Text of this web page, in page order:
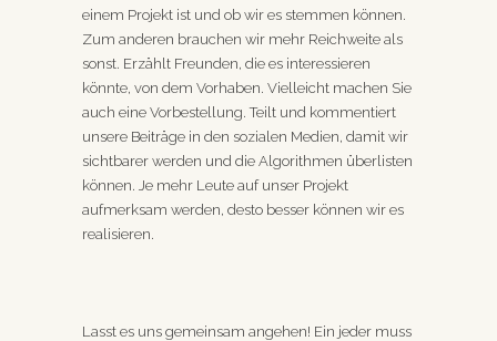
einem Projekt ist und ob wir es stemmen können.
Zum anderen brauchen wir mehr Reichweite als
sonst. Erzählt Freunden, die es interessieren
könnte, von dem Vorhaben. Vielleicht machen Sie
auch eine Vorbestellung. Teilt und kommentiert
unsere Beiträge in den sozialen Medien, damit wir
sichtbarer werden und die Algorithmen überlisten
können. Je mehr Leute auf unser Projekt
aufmerksam werden, desto besser können wir es
realisieren.
Lasst es uns gemeinsam angehen! Ein jeder muss